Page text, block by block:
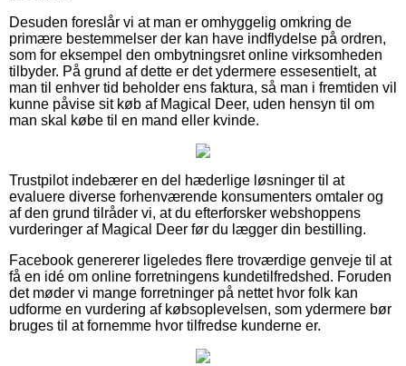
Desuden foreslår vi at man er omhyggelig omkring de
primære bestemmelser der kan have indflydelse på ordren,
som for eksempel den ombytningsret online virksomheden
tilbyder. På grund af dette er det ydermere essesentielt, at
man til enhver tid beholder ens faktura, så man i fremtiden vil
kunne påvise sit køb af Magical Deer, uden hensyn til om
man skal købe til en mand eller kvinde.
Trustpilot indebærer en del hæderlige løsninger til at
evaluere diverse forhenværende konsumenters omtaler og
af den grund tilråder vi, at du efterforsker webshoppens
vurderinger af Magical Deer før du lægger din bestilling.
Facebook genererer ligeledes flere troværdige genveje til at
få en idé om online forretningens kundetilfredshed. Foruden
det møder vi mange forretninger på nettet hvor folk kan
udforme en vurdering af købsoplevelsen, som ydermere bør
bruges til at fornemme hvor tilfredse kunderne er.